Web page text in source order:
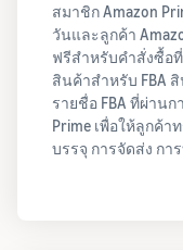
สมาชิก Amazon
วันและลูกค้า
ฟรีสำหรับคำสั่งซื้อ
สินค้าสำหรับ FBA
รายชื่อ FBA ที่ผ่าน
Prime เพื่อให้ลูกค้า
บรรจุ การจัดส่ง ก